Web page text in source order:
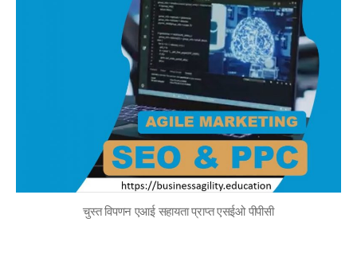
चुस्त विपणन एआई सहायता प्राप्त एसईओ पीपीसी